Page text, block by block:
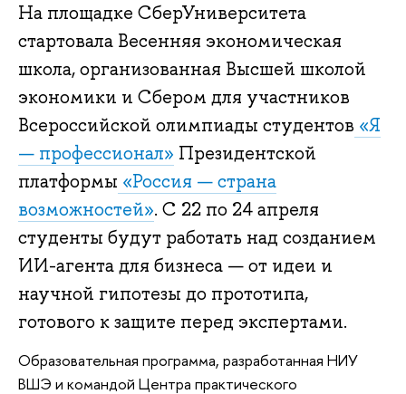
На площадке СберУниверситета
стартовала Весенняя экономическая
школа, организованная Высшей школой
экономики и Сбером для участников
Всероссийской олимпиады студентов «Я
— профессионал» Президентской
платформы «Россия — страна
возможностей». С 22 по 24 апреля
студенты будут работать над созданием
ИИ-агента для бизнеса — от идеи и
научной гипотезы до прототипа,
готового к защите перед экспертами.
Образовательная программа, разработанная НИУ
ВШЭ и командой Центра практического